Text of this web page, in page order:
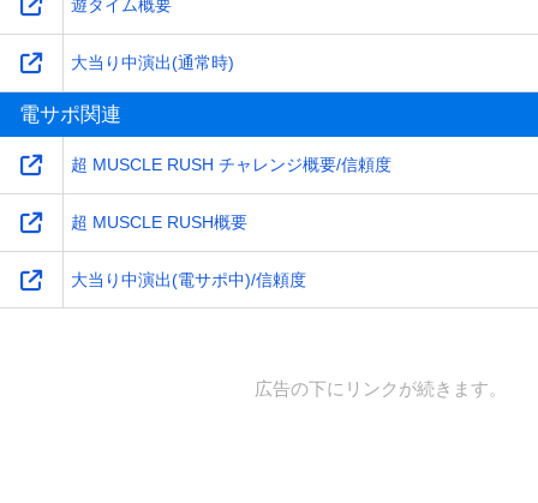
遊タイム概要
大当り中演出(通常時)
電サポ関連
超 MUSCLE RUSH チャレンジ概要/信頼度
超 MUSCLE RUSH概要
大当り中演出(電サポ中)/信頼度
広告の下にリンクが続きます。